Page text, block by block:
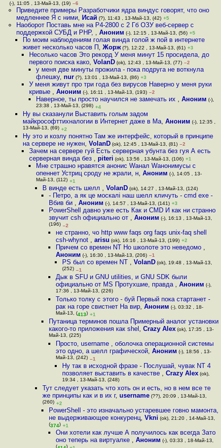
(-), 11:05 , 13-Май-13, (19) –6
Приведите примеры Разработчики ядра виндус говорят, что оно
медленнее Я с ними, Исай (?), 11:43 , 13-Май-13, (42) +5
Наоборот Поставь мне на P4-2800 c 2 Гб ОЗУ веб-сервер с
поддержкой СУБД и PHP, , Аноним (-), 12:15 , 13-Май-13, (56) +5
По моим наблюдениям голая винда голой ж пой в интернете
живет несколько часов П , Жорж(?), 12:22 , 13-Май-13, (61) +3
Несолько часов Это рекорд У меня минут 15 просидела, до
первого поиска како,VolanD (ok), 12:43 , 13-Май-13, (77) –2
у меня две минуты прожила - пока подруга не воткнула
флешку, nur(?), 13:01 , 13-Май-13, (86) +3
У меня живут про три года без вирусов Наверно у меня руки
кривые ,Аноним (-), 16:11 , 13-Май-13, (193) –2
Наверное, ты просто научился не замечать их , Аноним (-),
23:38 , 13-Май-13, (298) +4
Ну вы сказанули Выставить голым задом
майкрософттихналогии в Интернет даже в Ма, Аноним (-), 12:35 ,
13-Май-13, (69) +2
Ну это и козлу понятно Там же интерфейс, который в принципе
на сервере не нужен, VolanD(ok), 12:45 , 13-Май-13, (81) –2
Зачем на сервере гуй Есть серверная убунта без гуя А есть
серверная винда без ,piteri (ok), 13:56 , 13-Май-13, (106) +1
Мне страшно нравятся анонис Wанал Wанонимусы с
опеннет Устриц сроду не жрали, н, Аноним (-), 14:05 , 13-
Май-13, (112) +1
В винде есть шелл , VolanD(ok), 14:27 , 13-Май-13, (124)
- Петро, а як це москалi наш шелл кличуть - cmd exe -
Вбив би ,Аноним (-), 14:57 , 13-Май-13, (141) +3
PowerShell давно уже есть Как и CMD И как ни странно
звучит csh официально от ,Аноним (-), 16:13 , 13-Май-13,
(196) –2
не странно, чо http www faqs org faqs unix-faq shell
csh-whynot , arisu (ok), 16:16 , 13-Май-13, (199) +2
Причем со времен NT Но школоте это неведомо ,
Аноним (-), 16:30 , 13-Май-13, (206) –1
PS был со времен NT , VolanD(ok), 19:48 , 13-Май-13,
(252) –1
Дык в SFU и GNU utilities, и GNU SDK были
официально от MS Протухшие, правда , Аноним (-),
17:36 , 13-Май-13, (226)
Только толку с этого - буй Первый пока стартанет -
рак на горе свистнет На вир, Аноним (-), 03:32 , 18-
Май-13, (413) +1
Путаница терминов пошла Примерный аналог установки
какого-то приложения как shel ,Crazy Alex (ok), 17:35 , 13-
Май-13, (225)
Просто, username , оболочка операционной системы
это одно, а шелл графической, Аноним (-), 18:56 , 13-
Май-13, (242) –1
Ну так в исходной фразе - Послушай, чувак NT 4
позволяет выставить в качестве , Crazy Alex(ok),
19:34 , 13-Май-13, (248)
Тут следует указать что хоть он и есть, но в нем все те
же принципы как и в их г, username(??), 20:09 , 13-Май-13,
(260) +2
PowerShell - это изначально устаревшее говно мамонта,
не выдерживающее конкуренц,Vkni (ok), 21:20 , 14-Май-13,
(374) +1
Они хотели как лучше А получилось как всегда Зато
оно теперь на виртуалке , Аноним (-), 03:33 , 18-Май-13,